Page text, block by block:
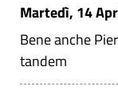
Martedì, 14
Bene anche
tandem